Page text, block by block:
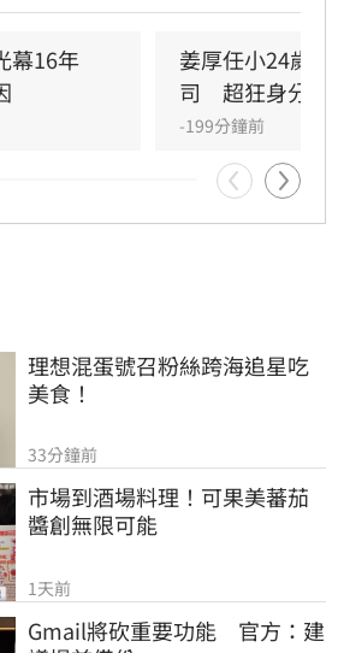
認愛，女方更透露自幼便認定
越年齡與前世記憶的戀情，迅
點。
幕16年
姜厚任小24歲
司　超狂身分曝
-199分鐘前
理想混蛋號召粉絲跨海追星吃
美食！
33分鐘前
市場到酒場料理！可果美蕃茄
醬創無限可能
1天前
Gmail將砍重要功能　官方：建